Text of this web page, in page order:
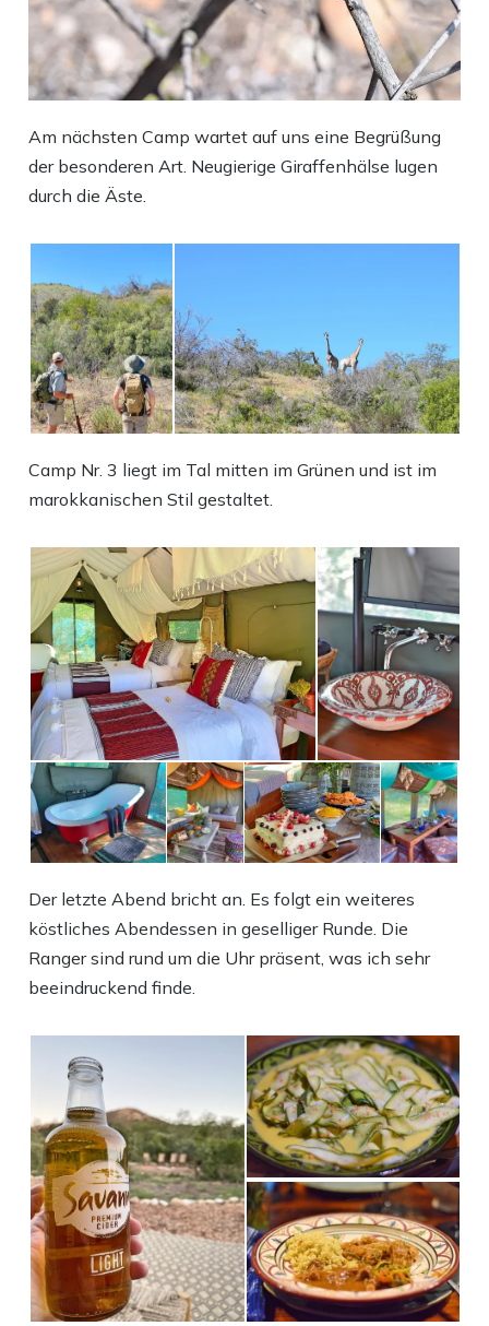
Am nächsten Camp wartet auf uns eine Begrüßung
der besonderen Art. Neugierige Giraffenhälse lugen
durch die Äste.
Camp Nr. 3 liegt im Tal mitten im Grünen und ist im
marokkanischen Stil gestaltet.
Der letzte Abend bricht an. Es folgt ein weiteres
köstliches Abendessen in geselliger Runde. Die
Ranger sind rund um die Uhr präsent, was ich sehr
beeindruckend finde.